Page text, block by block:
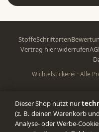
StoffeSchriftarten
Vertrag hier widerrufen
Wichtelstickerei · Alle
Dieser Shop nutzt nur
(z. B. deinen Warenkorb
Analyse- oder Werbe-